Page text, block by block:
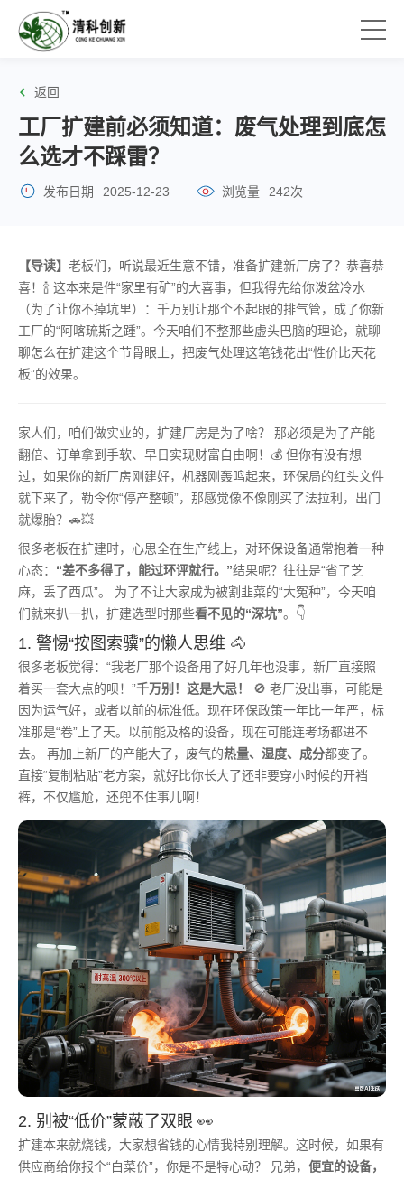
返回
工厂扩建前必须知道：废气处理到底怎
么选才不踩雷？
发布日期 2025-12-23 浏览量 242次
【导读】 老板们，听说最近生意不错，准备扩建新厂房了？恭喜恭
喜！🍾 这本来是件“家里有矿”的大喜事，但我得先给你泼盆冷水
（为了让你不掉坑里）：千万别让那个不起眼的排气管，成了你新
工厂的“阿喀琉斯之踵”。今天咱们不整那些虚头巴脑的理论，就聊
聊怎么在扩建这个节骨眼上，把废气处理这笔钱花出“性价比天花
板”的效果。
家人们，咱们做实业的，扩建厂房是为了啥？ 那必须是为了产能
翻倍、订单拿到手软、早日实现财富自由啊！💰 但你有没有想
过，如果你的新厂房刚建好，机器刚轰鸣起来，环保局的红头文件
就下来了，勒令你“停产整顿”，那感觉像不像刚买了法拉利，出门
就爆胎？🚗💥
很多老板在扩建时，心思全在生产线上，对环保设备通常抱着一种
心态： “差不多得了，能过环评就行。”结果呢？往往是“省了芝
麻，丢了西瓜”。 为了不让大家成为被割韭菜的“大冤种”，今天咱
们就来扒一扒，扩建选型时那些看不见的“深坑”。👇
1. 警惕“按图索骥”的懒人思维 🐴
很多老板觉得：“我老厂那个设备用了好几年也没事，新厂直接照
着买一套大点的呗！”千万别！这是大忌！
🚫 老厂没出事，可能是
因为运气好，或者以前的标准低。现在环保政策一年比一年严，标
准那是“卷”上了天。以前能及格的设备，现在可能连考场都进不
去。 再加上新厂的产能大了，废气的热量、湿度、成分都变了。
直接“复制粘贴”老方案，就好比你长大了还非要穿小时候的开裆
裤，不仅尴尬，还兜不住事儿啊！
2. 别被“低价”蒙蔽了双眼 👀
扩建本来就烧钱，大家想省钱的心情我特别理解。这时候，如果有
供应商给你报个“白菜价”，你是不是特心动？ 兄弟， 便宜的设备，